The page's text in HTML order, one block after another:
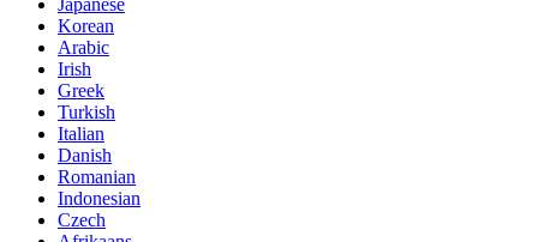
Japanese
Korean
Arabic
Irish
Greek
Turkish
Italian
Danish
Romanian
Indonesian
Czech